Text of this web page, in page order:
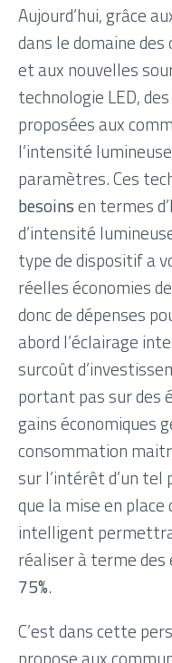
Aujourd’hui, grâce
dans le domaine
et aux nouvelles
technologie LED,
proposées aux
l’intensité
paramètres. Ces
besoinsen termes
d’intensité
type de dispositif a
réelles économies
donc de dépenses
abord l’éclairage
surcoût
portant pas sur des
gains économiques
consommation
sur l’intérêt d’un
que la mise en place
intelligent
réaliser à terme des
75%.
C’est dans cette